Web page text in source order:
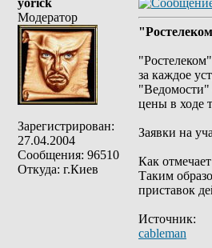
yorick
Модератор
Зарегистрирован:
27.04.2004
Сообщения: 96510
Откуда: г.Киев
за каждое
"Ведомости"
цены в ходе
Заявки на
Как
Таким
приставок
Источник:
cableman